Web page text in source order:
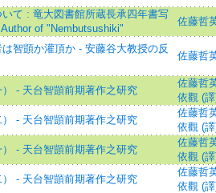
て : 竜大図書館所蔵長承四年書写
of "Nembutsushiki"
佐藤哲
智顗か灌頂か - 安藤谷大教授の反
佐藤哲
- 天台智顗前期著作之研究
佐藤哲
依觀 (
- 天台智顗前期著作之研究
佐藤哲
依觀 (
- 天台智顗前期著作之研究
佐藤哲
依觀 (
- 天台智顗前期著作之研究
佐藤哲
依觀 (